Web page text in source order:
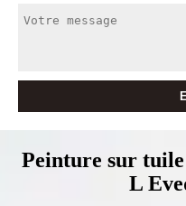
Peinture sur
L